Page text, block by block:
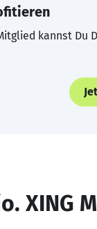
kannst Du
XING